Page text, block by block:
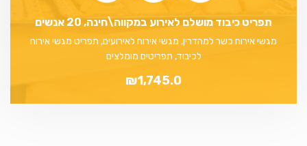
תפריט כיבוד מושלם לאירוע במקווה\חינה, 20 אנשים
מגשי אירוח כשר למהדרין, מגשי אירוח לאירועים, תפריט מגשי אירוח
לכיבוד, תפריטים מומלצים
₪1,745.0